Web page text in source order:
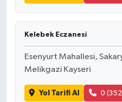
Kelebek Eczanesi
Esenyurt Mahallesi,
Melikgazi Kayseri
Yol Tarifi Al 0